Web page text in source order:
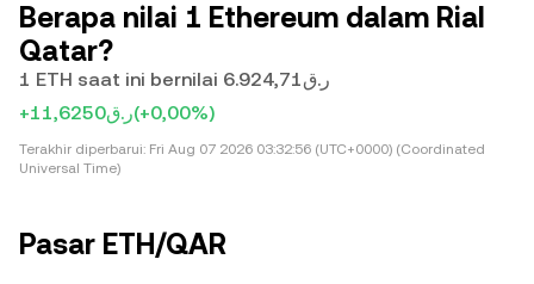
Berapa nilai 1 Ethereum dalam Rial
Qatar?
1 ETH saat ini bernilai ر.ق6.924,71
+ر.ق11,6250(+0,00%)
Terakhir diperbarui: Fri Aug 07 2026 03:32:56 (UTC+0000) (Coordinated
Universal Time)
Pasar ETH/QAR